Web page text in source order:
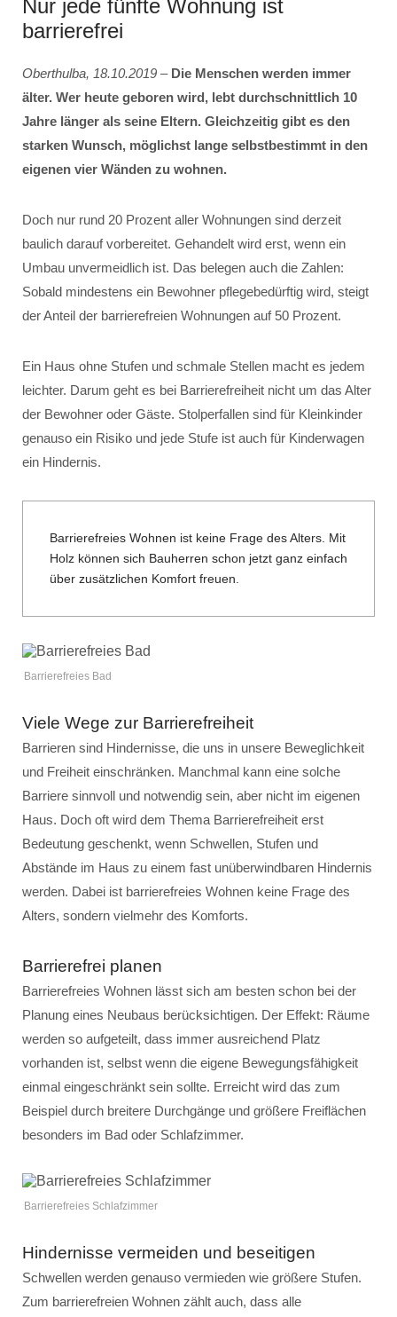
Nur jede fünfte Wohnung ist
barrierefrei
Oberthulba, 18.10.2019 – Die Menschen werden immer
älter. Wer heute geboren wird, lebt durchschnittlich 10
Jahre länger als seine Eltern. Gleichzeitig gibt es den
starken Wunsch, möglichst lange selbstbestimmt in den
eigenen vier Wänden zu wohnen.
Doch nur rund 20 Prozent aller Wohnungen sind derzeit
baulich darauf vorbereitet. Gehandelt wird erst, wenn ein
Umbau unvermeidlich ist. Das belegen auch die Zahlen:
Sobald mindestens ein Bewohner pflegebedürftig wird, steigt
der Anteil der barrierefreien Wohnungen auf 50 Prozent.
Ein Haus ohne Stufen und schmale Stellen macht es jedem
leichter. Darum geht es bei Barrierefreiheit nicht um das Alter
der Bewohner oder Gäste. Stolperfallen sind für Kleinkinder
genauso ein Risiko und jede Stufe ist auch für Kinderwagen
ein Hindernis.
Barrierefreies Wohnen ist keine Frage des Alters. Mit
Holz können sich Bauherren schon jetzt ganz einfach
über zusätzlichen Komfort freuen.
Barrierefreies Bad
Viele Wege zur Barrierefreiheit
Barrieren sind Hindernisse, die uns in unsere Beweglichkeit
und Freiheit einschränken. Manchmal kann eine solche
Barriere sinnvoll und notwendig sein, aber nicht im eigenen
Haus. Doch oft wird dem Thema Barrierefreiheit erst
Bedeutung geschenkt, wenn Schwellen, Stufen und
Abstände im Haus zu einem fast unüberwindbaren Hindernis
werden. Dabei ist barrierefreies Wohnen keine Frage des
Alters, sondern vielmehr des Komforts.
Barrierefrei planen
Barrierefreies Wohnen lässt sich am besten schon bei der
Planung eines Neubaus berücksichtigen. Der Effekt: Räume
werden so aufgeteilt, dass immer ausreichend Platz
vorhanden ist, selbst wenn die eigene Bewegungsfähigkeit
einmal eingeschränkt sein sollte. Erreicht wird das zum
Beispiel durch breitere Durchgänge und größere Freiflächen
besonders im Bad oder Schlafzimmer.
Barrierefreies Schlafzimmer
Hindernisse vermeiden und beseitigen
Schwellen werden genauso vermieden wie größere Stufen.
Zum barrierefreien Wohnen zählt auch, dass alle